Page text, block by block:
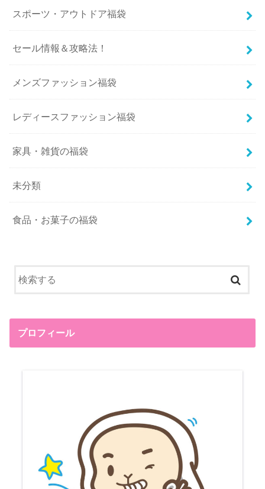
スポーツ・アウトドア福袋
セール情報＆攻略法！
メンズファッション福袋
レディースファッション福袋
家具・雑貨の福袋
未分類
食品・お菓子の福袋
プロフィール